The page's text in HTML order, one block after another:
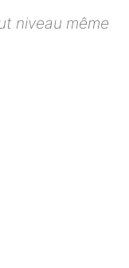
niveau même